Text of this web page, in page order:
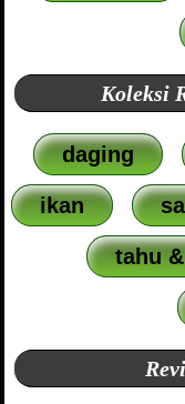
Koleksi
daging
ikan
tahu